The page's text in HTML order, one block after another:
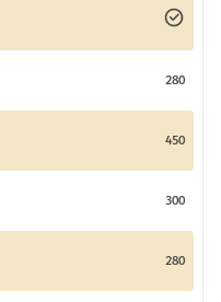
280
450
300
280